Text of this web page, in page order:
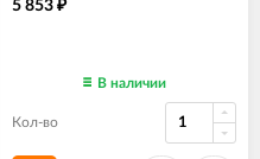
5 853 ₽
В наличии
Кол-во